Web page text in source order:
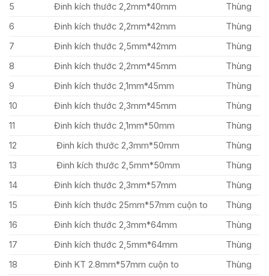
5
Đinh kích thước 2,2mm*40mm
Thùng
6
Đinh kích thước 2,2mm*42mm
Thùng
7
Đinh kích thước 2,5mm*42mm
Thùng
8
Đinh kích thước 2,2mm*45mm
Thùng
9
Đinh kích thước 2,1mm*45mm
Thùng
10
Đinh kích thước 2,3mm*45mm
Thùng
11
Đinh kích thước 2,1mm*50mm
Thùng
12
Đinh kích thước 2,3mm*50mm
Thùng
13
Đinh kích thước 2,5mm*50mm
Thùng
14
Đinh kích thước 2,3mm*57mm
Thùng
15
Đinh kích thước 25mm*57mm cuộn to
Thùng
16
Đinh kích thước 2,3mm*64mm
Thùng
17
Đinh kích thước 2,5mm*64mm
Thùng
18
Đinh KT 2.8mm*57mm cuộn to
Thùng